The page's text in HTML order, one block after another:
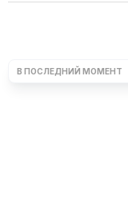
В ПОСЛЕДНИЙ МОМЕНТ